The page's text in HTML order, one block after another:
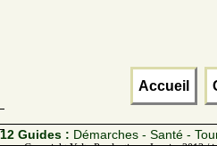
Accueil
12 Guides : Démarches - Santé -